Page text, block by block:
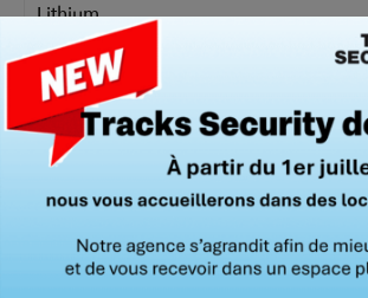
Lithium
Référence
constructeur
BAT01
Compatibilité :
détecteurs de
mouvement